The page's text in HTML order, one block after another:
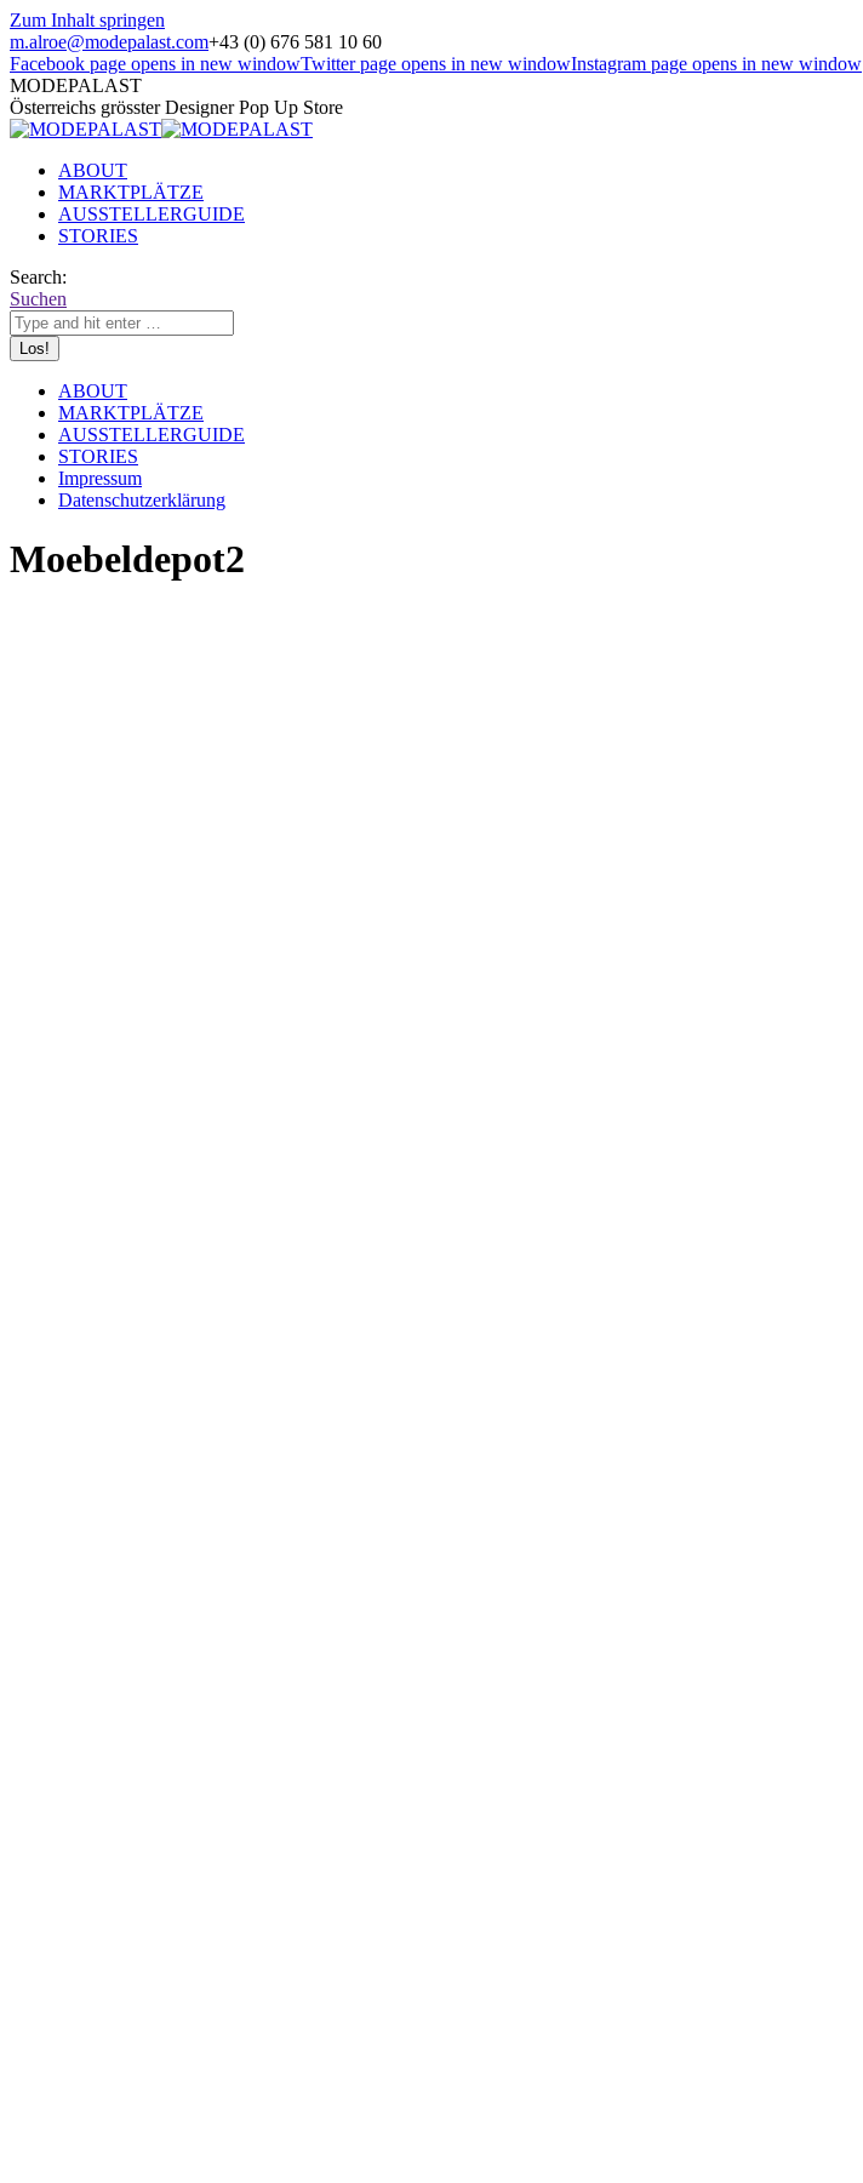
Zum Inhalt springen
m.alroe@modepalast.com+43 (0) 676 581 10 60
Facebook page opens in new windowTwitter page opens in new windowInstagram page opens in new window
MODEPALAST
Österreichs grösster Designer Pop Up Store
ABOUT
MARKTPLÄTZE
AUSSTELLERGUIDE
STORIES
Search:
Suchen
ABOUT
MARKTPLÄTZE
AUSSTELLERGUIDE
STORIES
Impressum
Datenschutzerklärung
Moebeldepot2